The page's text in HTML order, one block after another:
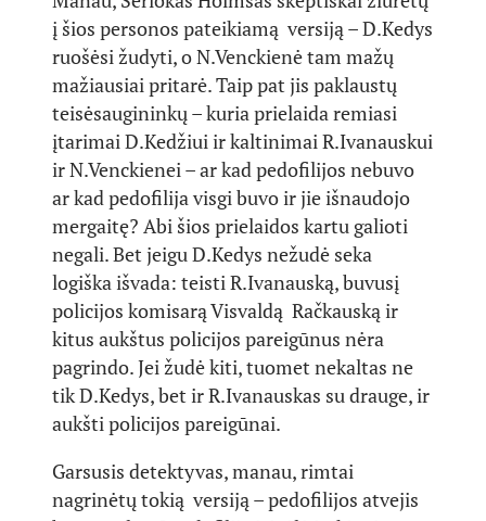
į šios personos pateikiamą versiją – D.Kedys
ruošėsi žudyti, o N.Venckienė tam mažų
mažiausiai pritarė. Taip pat jis paklaustų
teisėsaugininkų – kuria prielaida remiasi
įtarimai D.Kedžiui ir kaltinimai R.Ivanauskui
ir N.Venckienei – ar kad pedofilijos nebuvo
ar kad pedofilija visgi buvo ir jie išnaudojo
mergaitę? Abi šios prielaidos kartu galioti
negali. Bet jeigu D.Kedys nežudė seka
logiška išvada: teisti R.Ivanauską, buvusį
policijos komisarą Visvaldą Račkauską ir
kitus aukštus policijos pareigūnus nėra
pagrindo. Jei žudė kiti, tuomet nekaltas ne
tik D.Kedys, bet ir R.Ivanauskas su drauge, ir
aukšti policijos pareigūnai.
Garsusis detektyvas, manau, rimtai
nagrinėtų tokią versiją – pedofilijos atvejis